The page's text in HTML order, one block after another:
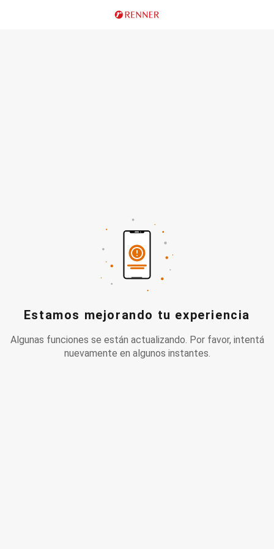
Estamos mejorando tu experiencia
Algunas funciones se están actualizando. Por favor, intentá
nuevamente en algunos instantes.